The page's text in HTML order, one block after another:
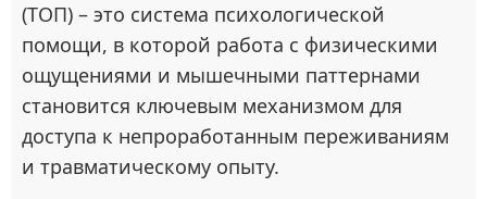
(ТОП) – это система психологической
помощи, в которой работа с физическими
ощущениями и мышечными паттернами
становится ключевым механизмом для
доступа к непроработанным переживаниям
и травматическому опыту.